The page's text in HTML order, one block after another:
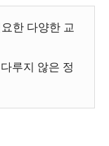
한 다양한 교
루지 않은 정